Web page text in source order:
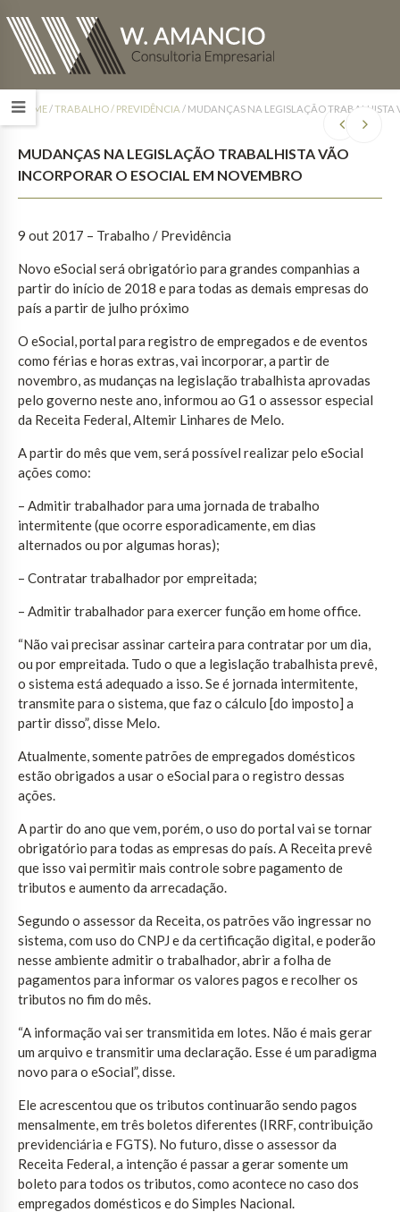
HOME/TRABALHO / PREVIDÊNCIA / MUDANÇAS NA LEGISLAÇÃO TRABALHISTA
MUDANÇAS NA LEGISLAÇÃO TRABALHISTA VÃO
INCORPORAR O ESOCIAL EM NOVEMBRO
9 out 2017 – Trabalho / Previdência
Novo eSocial será obrigatório para grandes companhias a
partir do início de 2018 e para todas as demais empresas do
país a partir de julho próximo
O eSocial, portal para registro de empregados e de eventos
como férias e horas extras, vai incorporar, a partir de
novembro, as mudanças na legislação trabalhista aprovadas
pelo governo neste ano, informou ao G1 o assessor especial
da Receita Federal, Altemir Linhares de Melo.
A partir do mês que vem, será possível realizar pelo eSocial
ações como:
– Admitir trabalhador para uma jornada de trabalho
intermitente (que ocorre esporadicamente, em dias
alternados ou por algumas horas);
– Contratar trabalhador por empreitada;
– Admitir trabalhador para exercer função em home office.
“Não vai precisar assinar carteira para contratar por um dia,
ou por empreitada. Tudo o que a legislação trabalhista prevê,
o sistema está adequado a isso. Se é jornada intermitente,
transmite para o sistema, que faz o cálculo [do imposto] a
partir disso”, disse Melo.
Atualmente, somente patrões de empregados domésticos
estão obrigados a usar o eSocial para o registro dessas
ações.
A partir do ano que vem, porém, o uso do portal vai se tornar
obrigatório para todas as empresas do país. A Receita prevê
que isso vai permitir mais controle sobre pagamento de
tributos e aumento da arrecadação.
Segundo o assessor da Receita, os patrões vão ingressar no
sistema, com uso do CNPJ e da certificação digital, e poderão
nesse ambiente admitir o trabalhador, abrir a folha de
pagamentos para informar os valores pagos e recolher os
tributos no fim do mês.
“A informação vai ser transmitida em lotes. Não é mais gerar
um arquivo e transmitir uma declaração. Esse é um paradigma
novo para o eSocial”, disse.
Ele acrescentou que os tributos continuarão sendo pagos
mensalmente, em três boletos diferentes (IRRF, contribuição
previdenciária e FGTS). No futuro, disse o assessor da
Receita Federal, a intenção é passar a gerar somente um
boleto para todos os tributos, como acontece no caso dos
empregados domésticos e do Simples Nacional.